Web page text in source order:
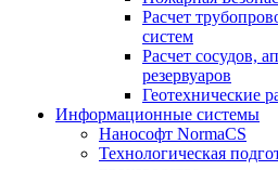
Расчет
систем
Расчет сосудов,
резервуаров
Геотехнические
Информационные системы
Нанософт NormaCS
Технологическая